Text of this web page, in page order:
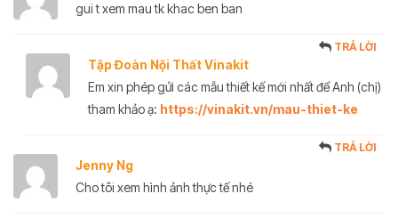
gui t xem mau tk khac ben ban
Tập Đoàn Nội Thất Vinakit
TRẢ LỜI
Em xin phép gửi các mẫu thiết kế mới nhất để Anh (chị)
tham khảo ạ: https://vinakit.vn/mau-thiet-ke
Jenny Ng
TRẢ LỜI
Cho tôi xem hình ảnh thực tế nhé